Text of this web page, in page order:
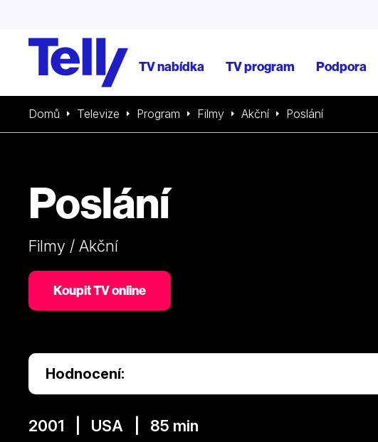
TV nabídka TV program Podpora
Domů Televize Program Filmy Akční Poslání
Poslání
Filmy / Akční
Koupit TV online
Hodnocení:
2001 | USA | 85 min